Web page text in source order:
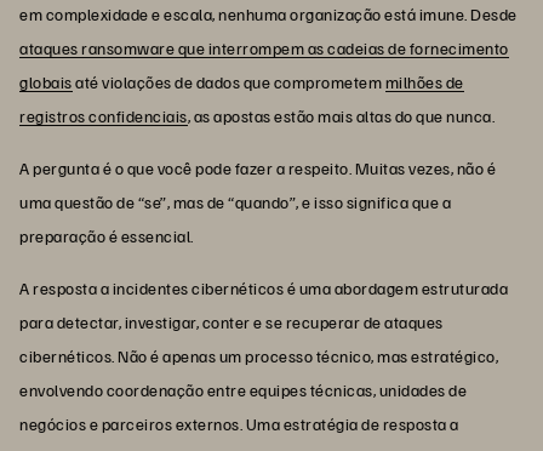
em complexidade e escala, nenhuma organização está imune. Desde
ataques ransomware que interrompem as cadeias de fornecimento
globaisaté violações de dados que comprometemmilhões de
registros confidenciais, as apostas estão mais altas do que nunca.
A pergunta é o que você pode fazer a respeito. Muitas vezes, não é
uma questão de “se”, mas de “quando”, e isso significa que a
preparação é essencial.
A resposta a incidentes cibernéticos é uma abordagem estruturada
para detectar, investigar, conter e se recuperar de ataques
cibernéticos. Não é apenas um processo técnico, mas estratégico,
envolvendo coordenação entre equipes técnicas, unidades de
negócios e parceiros externos. Uma estratégia de resposta a